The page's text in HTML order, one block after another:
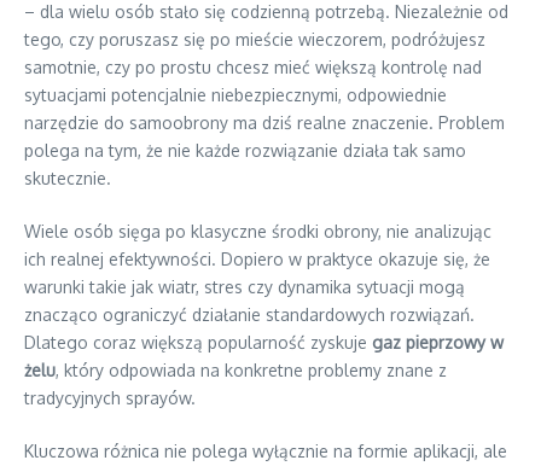
– dla wielu osób stało się codzienną potrzebą. Niezależnie od
tego, czy poruszasz się po mieście wieczorem, podróżujesz
samotnie, czy po prostu chcesz mieć większą kontrolę nad
sytuacjami potencjalnie niebezpiecznymi, odpowiednie
narzędzie do samoobrony ma dziś realne znaczenie. Problem
polega na tym, że nie każde rozwiązanie działa tak samo
skutecznie.
Wiele osób sięga po klasyczne środki obrony, nie analizując
ich realnej efektywności. Dopiero w praktyce okazuje się, że
warunki takie jak wiatr, stres czy dynamika sytuacji mogą
znacząco ograniczyć działanie standardowych rozwiązań.
Dlatego coraz większą popularność zyskuje gaz pieprzowy w
żelu, który odpowiada na konkretne problemy znane z
tradycyjnych sprayów.
Kluczowa różnica nie polega wyłącznie na formie aplikacji, ale